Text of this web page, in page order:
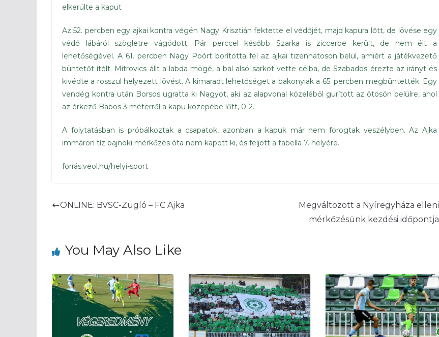
elkerülte a kaput
Az 52. percben egy ajkai kontra végén Nagy Krisztián fektette el védőjét, majd kapura lőtt, de lövése egy
védő lábáról szögletre vágódott. Pár perccel később Szarka is ziccerbe került, de nem élt a
lehetőségével. A 61. percben Nagy Poórt borította fel az ajkai tizenhatoson belül, amiért a játékvezető
büntetőt ítélt. Mitrovics állt a labda mögé, a bal alsó sarkot vette célba, de Szabados érezte az irányt és
kivédte a rosszul helyezett lövést. A kimaradt lehetőséget a bakonyiak a 65. percben megbüntették. Egy
vendég kontra után Borsos ugratta ki Nagyot, aki az alapvonal közeléből gurított az ötösön belülre, ahol
az érkező Babos 3 méterről a kapu közepébe lőtt, 0-2.
A folytatásban is próbálkoztak a csapatok, azonban a kapuk már nem forogtak veszélyben. Az Ajka
immáron tíz bajnoki mérkőzés óta nem kapott ki, és feljött a tabella 7. helyére.
forrás:veol.hu/helyi-sport
ONLINE: BVSC-Zugló – FC Ajka
Megváltozott a Nyíregyháza elleni
mérkőzésünk kezdési időpontja
You May Also Like